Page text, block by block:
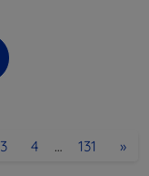
3 4 … 131 »